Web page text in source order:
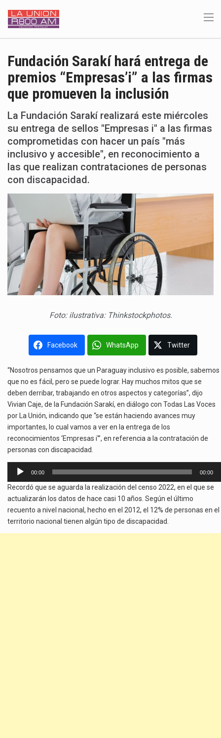
Fundación Sarakí hará entrega de
premios “Empresas’i” a las firmas
que promueven la inclusión
La Fundación Sarakí realizará este miércoles
su entrega de sellos "Empresas i" a las firmas
comprometidas con hacer un país "más
inclusivo y accesible", en reconocimiento a
las que realizan contrataciones de personas
con discapacidad.
Foto: ilustrativa: Thinkstockphotos.
Facebook WhatsApp Twitter
“Nosotros pensamos que un Paraguay inclusivo es posible, sabemos
que no es fácil, pero se puede lograr. Hay muchos mitos que se
deben derribar, trabajando en otros aspectos y categorías”, dijo
Vivian Caje, de la Fundación Sarakí, en diálogo con Todas Las Voces
por La Unión, indicando que “se están haciendo avances muy
importantes, lo cual vamos a ver en la entrega de los
reconocimientos ‘Empresas i'”, en referencia a la contratación de
personas con discapacidad.
Reproductor
audio
00:00 00:00
Recordó que se aguarda la realización del censo 2022, en el que se
actualizarán los datos de hace casi 10 años. Según el último
recuento a nivel nacional, hecho en el 2012, el 12% de personas en el
territorio nacional tienen algún tipo de discapacidad.